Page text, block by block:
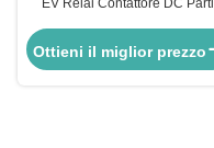
timbraggio
Ottieni il miglior prezzo